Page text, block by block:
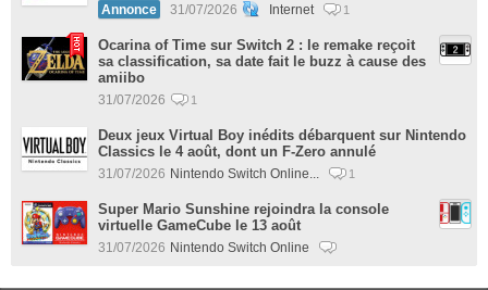
Annonce 31/07/2026 Internet 1
Ocarina of Time sur Switch 2 : le remake reçoit
sa classification, sa date fait le buzz à cause des
amiibo
31/07/2026 1
Deux jeux Virtual Boy inédits débarquent sur Nintendo
Classics le 4 août, dont un F-Zero annulé
31/07/2026 Nintendo Switch Online... 1
Super Mario Sunshine rejoindra la console
virtuelle GameCube le 13 août
31/07/2026 Nintendo Switch Online